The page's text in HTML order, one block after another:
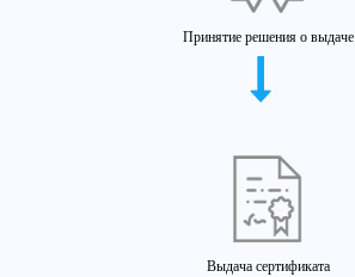
Принятие решения о выдаче
Выдача сертификата